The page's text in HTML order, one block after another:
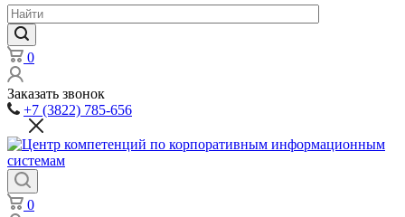
0
Заказать звонок
+7 (3822) 785-656
0